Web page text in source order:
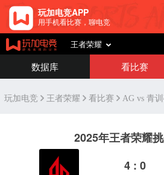
玩加电竞APP
用手机看比赛，聊电竞
王者荣耀
数据库 看比赛
玩加电竞 王者荣耀 看比赛 AG vs 青
2025年王者荣耀
4 : 0